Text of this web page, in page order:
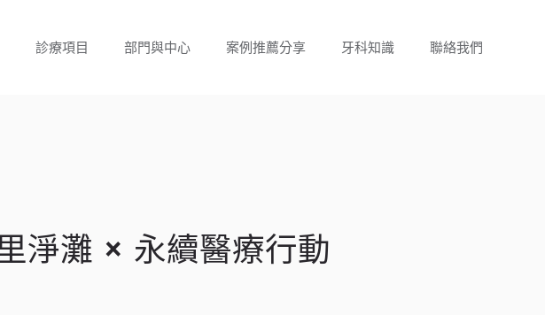
診療項目 部門與中心 案例推薦分享 牙科知識 聯絡我們
淨灘 × 永續醫療行動